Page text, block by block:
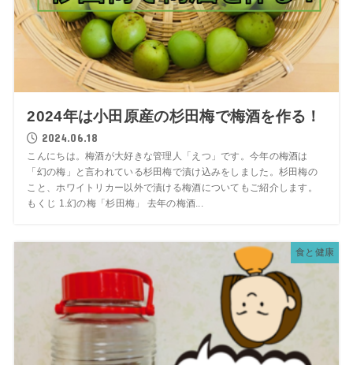
2024年は小田原産の杉田梅で梅酒を作る！
2024.06.18
こんにちは。梅酒が大好きな管理人「えつ」です。今年の梅酒は
「幻の梅」と言われている杉田梅で漬け込みをしました。杉田梅の
こと、ホワイトリカー以外で漬ける梅酒についてもご紹介します。
もくじ 1.幻の梅「杉田梅」 去年の梅酒...
食と健康